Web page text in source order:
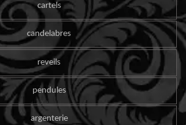
cartels
candelabres
reveils
pendules
argenterie